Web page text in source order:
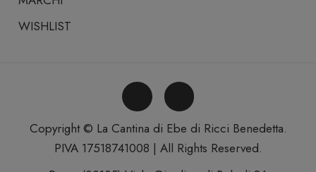
WISHLIST
Copyright © La Cantina di Ebe di Ricci Benedetta.
PIVA 17518741008 | All Rights Reserved.